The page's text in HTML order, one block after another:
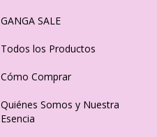
GANGA SALE
Todos los Productos
Cómo Comprar
Quiénes Somos y Nuestra
Esencia